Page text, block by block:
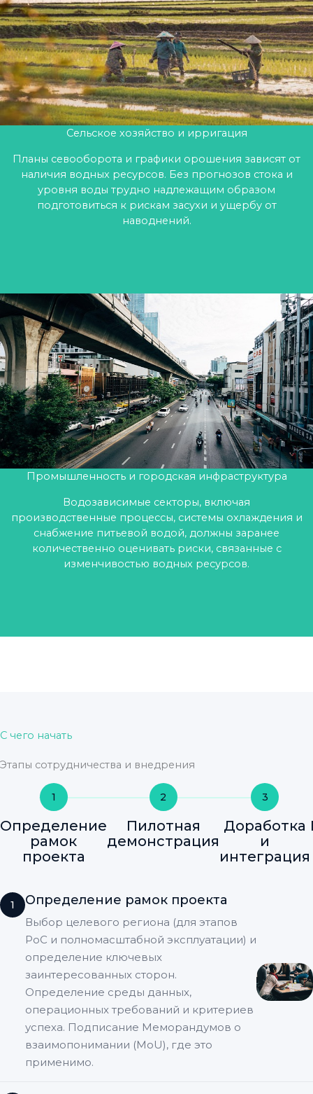
Сельское хозяйство и ирригация
Планы севооборота и графики орошения зависят от
наличия водных ресурсов. Без прогнозов стока и
уровня воды трудно надлежащим образом
подготовиться к рискам засухи и ущербу от
наводнений.
Промышленность и городская инфраструктура
Водозависимые секторы, включая
производственные процессы, системы охлаждения и
снабжение питьевой водой, должны заранее
количественно оценивать риски, связанные с
изменчивостью водных ресурсов.
С чего начать
Этапы сотрудничества и внедрения
1
Определение
рамок
проекта
2
Пилотная
демонстрация
3
Доработка
и
интеграция
1 Определение рамок проекта
Выбор целевого региона (для этапов
PoC и полномасштабной эксплуатации) и
определение ключевых
заинтересованных сторон.
Определение среды данных,
операционных требований и критериев
успеха. Подписание Меморандумов о
взаимопонимании (MoU), где это
применимо.